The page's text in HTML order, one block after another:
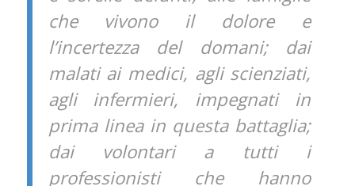
che vivono il dolore e
l’incertezza del domani; dai
malati ai medici, agli scienziati,
agli infermieri, impegnati in
prima linea in questa battaglia;
dai volontari a tutti i
professionisti che hanno